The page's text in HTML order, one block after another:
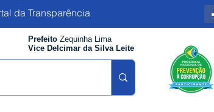
da Transparência
Prefeito Zequinha Lima
Vice Delcimar da Silva Leite